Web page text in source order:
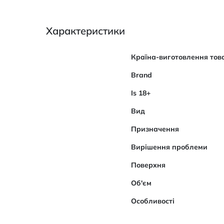
Характеристики
Характеристики
Країна-виготовлення
Brand
Is 18+
Вид
Призначення
Вирішення проблеми
Поверхня
Об'єм
Особливості